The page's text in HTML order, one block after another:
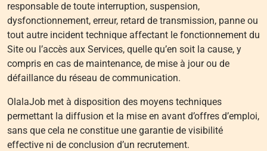
responsable de toute interruption, suspension,
dysfonctionnement, erreur, retard de transmission, panne ou
tout autre incident technique affectant le fonctionnement du
Site ou l’accès aux Services, quelle qu’en soit la cause, y
compris en cas de maintenance, de mise à jour ou de
défaillance du réseau de communication.
OlalaJob met à disposition des moyens techniques
permettant la diffusion et la mise en avant d’offres d’emploi,
sans que cela ne constitue une garantie de visibilité
effective ni de conclusion d’un recrutement.